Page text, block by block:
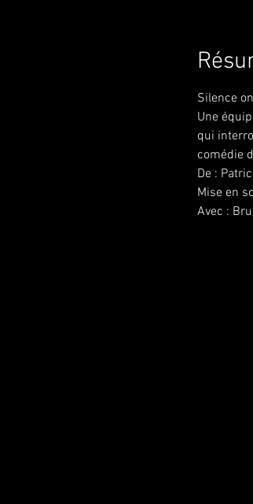
Silence
Une
qui
comédie
De :
Mise en
Avec :